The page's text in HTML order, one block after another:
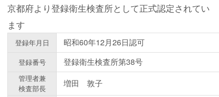
京都府より登録衛生検査所として正式認定されてい
ます
登録年月日 昭和60年12月26日認可
登録番号 登録衛生検査所第38号
管理者兼
検査部長
増田 敦子